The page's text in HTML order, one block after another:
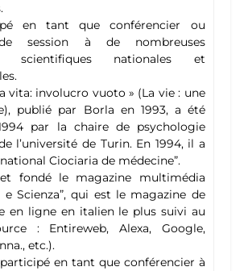
en tant que conférencier ou
session à de nombreuses
scientifiques nationales et
vita: involucro vuoto » (La vie : une
publié par Borla en 1993, a été
par la chaire de psychologie
l’université de Turin. En 1994, il a
Ciociaria de médecine”.
fondé le magazine multimédia
e Scienza”, qui est le magazine de
en ligne en italien le plus suivi au
: Entireweb, Alexa, Google,
etc.).
participé en tant que conférencier à